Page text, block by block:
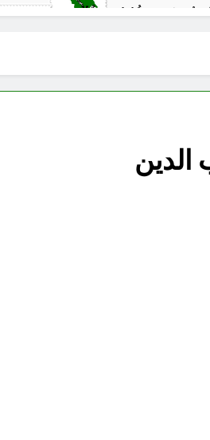
… حوار في الاصلاح
الوطنية عند العراقيين.. بل (ازمة
الدين